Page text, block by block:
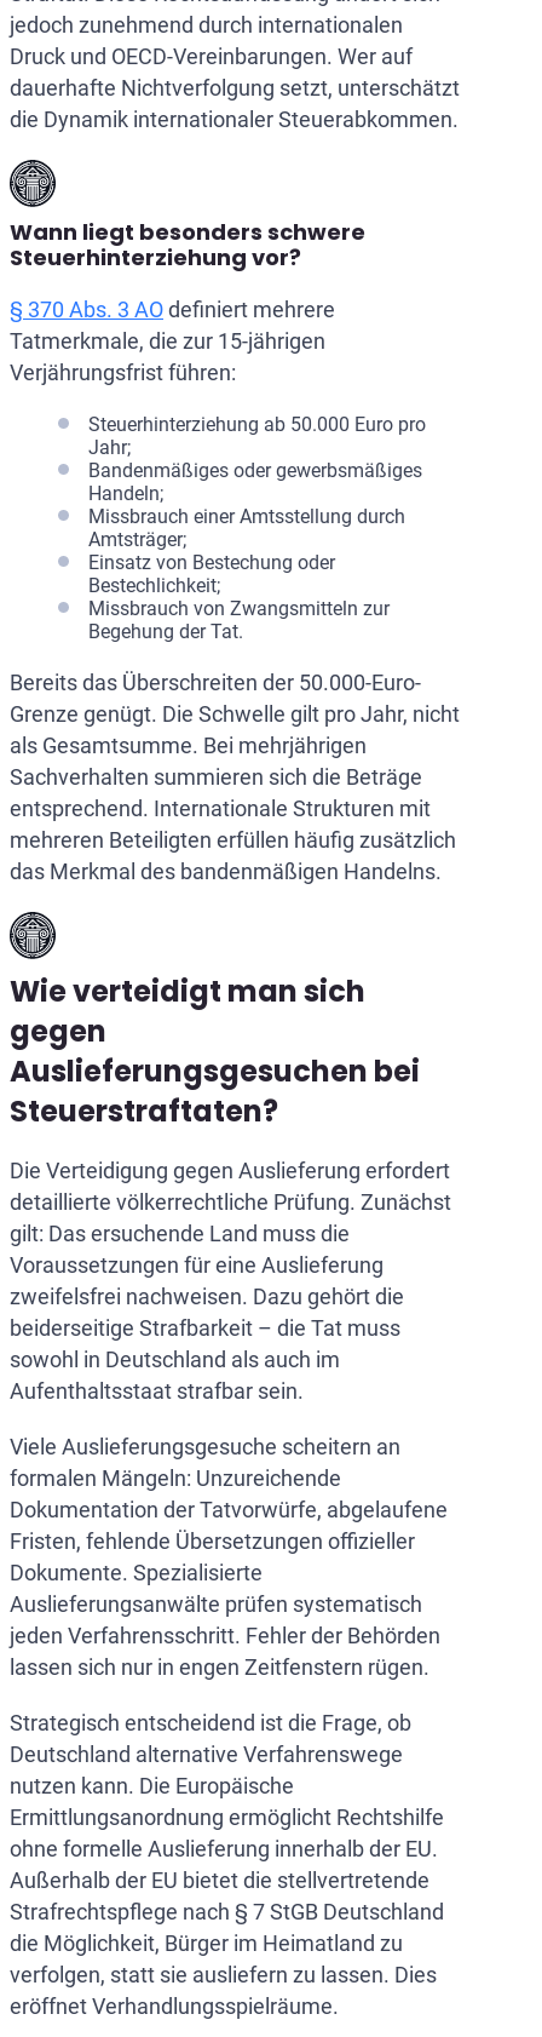
jedoch zunehmend durch internationalen
Druck und OECD-Vereinbarungen. Wer auf
dauerhafte Nichtverfolgung setzt, unterschätzt
die Dynamik internationaler Steuerabkommen.
Wann liegt besonders schwere
Steuerhinterziehung vor?
§ 370 Abs. 3 AOdefiniert mehrere
Tatmerkmale, die zur 15-jährigen
Verjährungsfrist führen:
Steuerhinterziehung ab 50.000 Euro pro
Jahr;
Bandenmäßiges oder gewerbsmäßiges
Handeln;
Missbrauch einer Amtsstellung durch
Amtsträger;
Einsatz von Bestechung oder
Bestechlichkeit;
Missbrauch von Zwangsmitteln zur
Begehung der Tat.
Bereits das Überschreiten der 50.000-Euro-
Grenze genügt. Die Schwelle gilt pro Jahr, nicht
als Gesamtsumme. Bei mehrjährigen
Sachverhalten summieren sich die Beträge
entsprechend. Internationale Strukturen mit
mehreren Beteiligten erfüllen häufig zusätzlich
das Merkmal des bandenmäßigen Handelns.
Wie verteidigt man sich
gegen
Auslieferungsgesuchen bei
Steuerstraftaten?
Die Verteidigung gegen Auslieferung erfordert
detaillierte völkerrechtliche Prüfung. Zunächst
gilt: Das ersuchende Land muss die
Voraussetzungen für eine Auslieferung
zweifelsfrei nachweisen. Dazu gehört die
beiderseitige Strafbarkeit – die Tat muss
sowohl in Deutschland als auch im
Aufenthaltsstaat strafbar sein.
Viele Auslieferungsgesuche scheitern an
formalen Mängeln: Unzureichende
Dokumentation der Tatvorwürfe, abgelaufene
Fristen, fehlende Übersetzungen offizieller
Dokumente. Spezialisierte
Auslieferungsanwälte prüfen systematisch
jeden Verfahrensschritt. Fehler der Behörden
lassen sich nur in engen Zeitfenstern rügen.
Strategisch entscheidend ist die Frage, ob
Deutschland alternative Verfahrenswege
nutzen kann. Die Europäische
Ermittlungsanordnung ermöglicht Rechtshilfe
ohne formelle Auslieferung innerhalb der EU.
Außerhalb der EU bietet die stellvertretende
Strafrechtspflege nach § 7 StGB Deutschland
die Möglichkeit, Bürger im Heimatland zu
verfolgen, statt sie ausliefern zu lassen. Dies
eröffnet Verhandlungsspielräume.